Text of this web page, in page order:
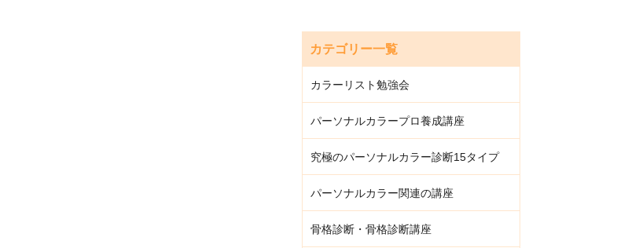
カテゴリー一覧
カラーリスト勉強会
パーソナルカラープロ養成講座
究極のパーソナルカラー診断15タイプ
パーソナルカラー関連の講座
骨格診断・骨格診断講座